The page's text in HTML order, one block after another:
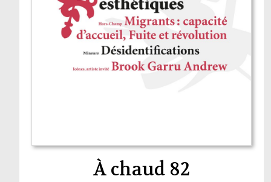
À chaud 82